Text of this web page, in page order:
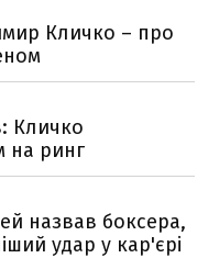
Кличко – про
Кличко
на ринг
назвав боксера,
удар у кар'єрі